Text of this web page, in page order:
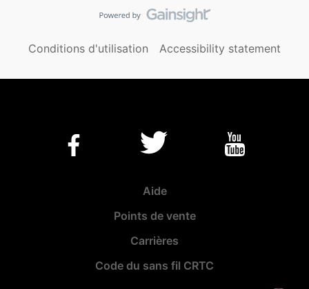
Conditions d'utilisation Accessibility statement
Aide
Points de vente
Carrières
Code du sans fil CRTC